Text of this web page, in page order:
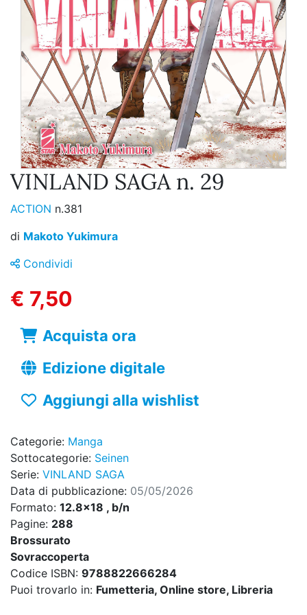
VINLAND SAGA n. 29
ACTION n.381
di Makoto Yukimura
Condividi
€ 7,50
Acquista ora
Edizione digitale
Aggiungi alla wishlist
Categorie: Manga
Sottocategorie: Seinen
Serie: VINLAND SAGA
Data di pubblicazione: 05/05/2026
Formato: 12.8x18 , b/n
Pagine: 288
Brossurato
Sovraccoperta
Codice ISBN: 9788822666284
Puoi trovarlo in: Fumetteria, Online store, Libreria